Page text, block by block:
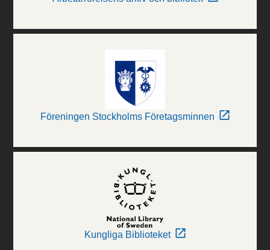
Föreningen Stockholms Företagsminnen
Kungliga Biblioteket